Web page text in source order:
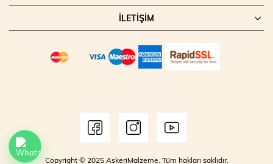
İLETIŞIM
Copyright © 2025 AskeriMalzeme. Tüm hakları saklıdır.